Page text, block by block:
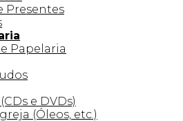
Presentes
Papelaria
e DVDs)
(Óleos, etc.)